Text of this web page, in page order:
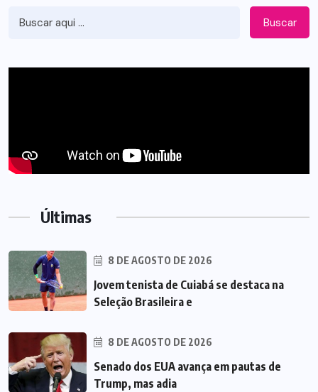
Buscar
Últimas
8 DE AGOSTO DE 2026
Jovem tenista de Cuiabá se destaca na
Seleção Brasileira e
8 DE AGOSTO DE 2026
Senado dos EUA avança em pautas de
Trump, mas adia